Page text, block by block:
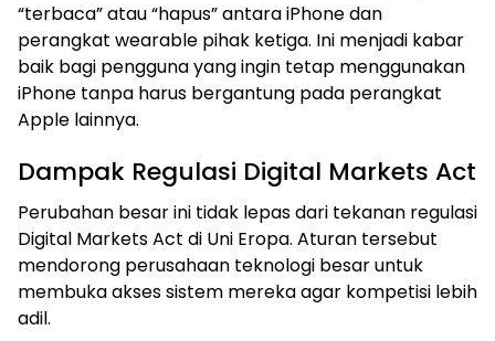
“terbaca” atau “hapus” antara iPhone dan
perangkat wearable pihak ketiga. Ini menjadi kabar
baik bagi pengguna yang ingin tetap menggunakan
iPhone tanpa harus bergantung pada perangkat
Apple lainnya.
Dampak Regulasi Digital Markets Act
Perubahan besar ini tidak lepas dari tekanan regulasi
Digital Markets Act di Uni Eropa. Aturan tersebut
mendorong perusahaan teknologi besar untuk
membuka akses sistem mereka agar kompetisi lebih
adil.